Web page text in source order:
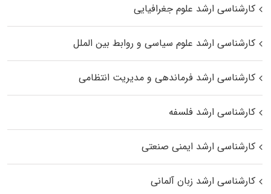
کارشناسی ارشد علوم جغرافیایی
کارشناسی ارشد علوم سیاسی و روابط بین الملل
کارشناسی ارشد فرماندهی و مدیریت انتظامی
کارشناسی ارشد فلسفه
کارشناسی ارشد ایمنی صنعتی
کارشناسی ارشد زبان آلمانی